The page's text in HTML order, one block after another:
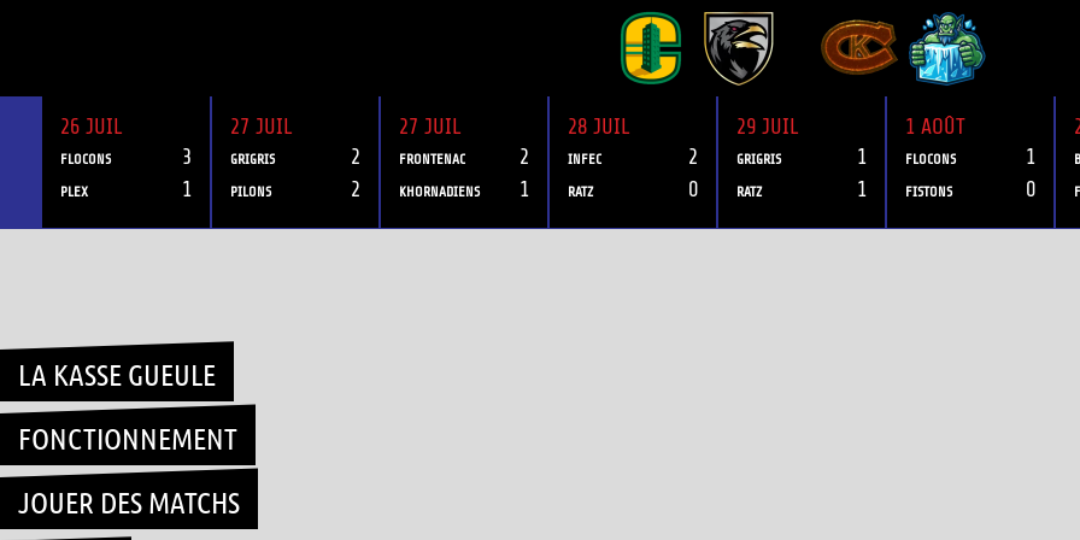
26 JUIL
FLOCONS 3
PLEX 1
27 JUIL
GRIGRIS 2
PILONS 2
27 JUIL
FRONTENAC 2
KHORNADIENS 1
28 JUIL
INFEC 2
RATZ 0
29 JUIL
GRIGRIS 1
RATZ 1
1 AOÛT
FLOCONS 1
FISTONS 0
LA KASSE GUEULE
FONCTIONNEMENT
JOUER DES MATCHS